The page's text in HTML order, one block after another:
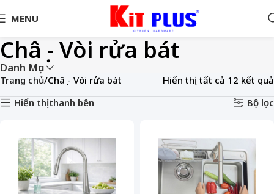
MENU
Châụ - Vòi rửa bát
Danh Mục
Trang chủ Châụ - Vòi rửa bát
Hiển thị tất cả 12 kết quả
Hiển thị thanh bên
Bộ lọc